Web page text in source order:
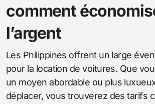
comment
l’argent
Les Philippines offrent un large
pour la location de voitures. Que
un moyen abordable ou plus
déplacer, vous trouverez des tarifs